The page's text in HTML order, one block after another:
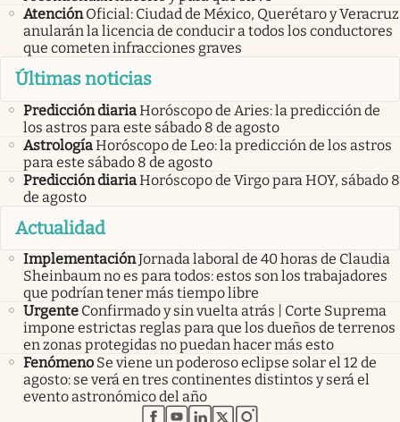
Atención Oficial: Ciudad de México, Querétaro y Veracruz
anularán la licencia de conducir a todos los conductores
que cometen infracciones graves
Últimas noticias
Predicción diariaHoróscopo de Aries: la predicción de
los astros para este sábado 8 de agosto
AstrologíaHoróscopo de Leo: la predicción de los astros
para este sábado 8 de agosto
Predicción diariaHoróscopo de Virgo para HOY, sábado 8
de agosto
Actualidad
ImplementaciónJornada laboral de 40 horas de Claudia
Sheinbaum no es para todos: estos son los trabajadores
que podrían tener más tiempo libre
Urgente Confirmado y sin vuelta atrás | Corte Suprema
impone estrictas reglas para que los dueños de terrenos
en zonas protegidas no puedan hacer más esto
Fenómeno Se viene un poderoso eclipse solar el 12 de
agosto: se verá en tres continentes distintos y será el
evento astronómico del año
abre en nueva pestaña
abre en nueva pestaña
abre en nueva pestaña
abre en nueva pestaña
abre en nueva pestaña